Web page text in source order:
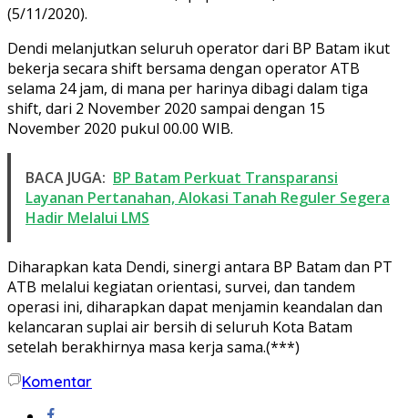
(5/11/2020).
Dendi melanjutkan seluruh operator dari BP Batam ikut
bekerja secara shift bersama dengan operator ATB
selama 24 jam, di mana per harinya dibagi dalam tiga
shift, dari 2 November 2020 sampai dengan 15
November 2020 pukul 00.00 WIB.
BACA JUGA: BP Batam Perkuat Transparansi
Layanan Pertanahan, Alokasi Tanah Reguler Segera
Hadir Melalui LMS
Diharapkan kata Dendi, sinergi antara BP Batam dan PT
ATB melalui kegiatan orientasi, survei, dan tandem
operasi ini, diharapkan dapat menjamin keandalan dan
kelancaran suplai air bersih di seluruh Kota Batam
setelah berakhirnya masa kerja sama.(***)
Komentar